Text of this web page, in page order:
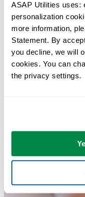
ASAP Utilities uses:
personalization
more information,
Statement. By
you decline, we will
cookies. You can
the privacy settings.